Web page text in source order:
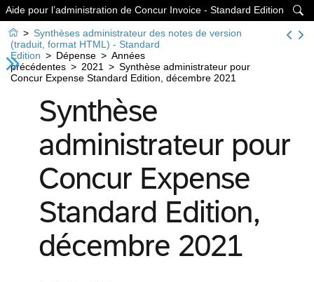

Aide pour l’administration de Concur Invoice - Standard Edition
 > Synthèses administrateur des notes de version
(traduit, format HTML) - Standard
Edition > Dépense > Années
précédentes > 2021 > Synthèse administrateur pour
Concur Expense Standard Edition, décembre 2021
Synthèse
administrateur pour
Concur Expense
Standard Edition,
décembre 2021